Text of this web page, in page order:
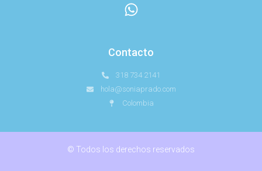
Contacto
318 734 2141
hola@soniaprado.com
Colombia
© Todos los derechos reservados